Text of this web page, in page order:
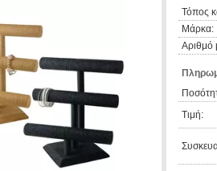
Τόπος
Μάρκα:
Αριθμό
Τιμή: